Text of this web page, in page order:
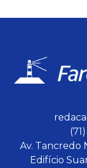
Av. Tancredo
Edifício